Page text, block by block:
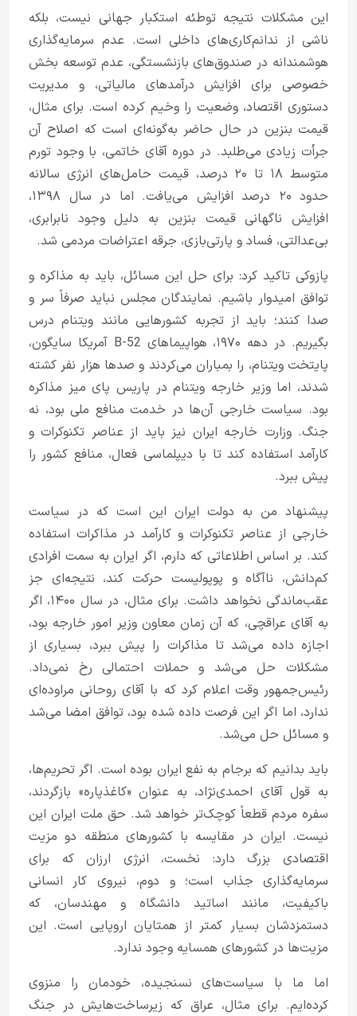
این مشکلات نتیجه توطئه استکبار جهانی نیست، بلکه
ناشی از ندانم‌کاری‌های داخلی است. عدم سرمایه‌گذاری
هوشمندانه در صندوق‌های بازنشستگی، عدم توسعه بخش
خصوصی برای افزایش درآمدهای مالیاتی، و مدیریت
دستوری اقتصاد، وضعیت را وخیم کرده است. برای مثال،
قیمت بنزین در حال حاضر به‌گونه‌ای است که اصلاح آن
جرأت زیادی می‌طلبد. در دوره آقای خاتمی، با وجود تورم
متوسط ۱۸ تا ۲۰ درصد، قیمت حامل‌های انرژی سالانه
حدود ۲۰ درصد افزایش می‌یافت. اما در سال ۱۳۹۸،
افزایش ناگهانی قیمت بنزین به دلیل وجود نابرابری،
بی‌عدالتی، فساد و پارتی‌بازی، جرقه اعتراضات مردمی شد.
پازوکی تاکید کرد: برای حل این مسائل، باید به مذاکره و
توافق امیدوار باشیم. نمایندگان مجلس نباید صرفاً سر و
صدا کنند؛ باید از تجربه کشورهایی مانند ویتنام درس
بگیریم. در دهه ۱۹۷۰، هواپیماهای B-52 آمریکا سایگون،
پایتخت ویتنام، را بمباران می‌کردند و صدها هزار نفر کشته
شدند، اما وزیر خارجه ویتنام در پاریس پای میز مذاکره
بود. سیاست خارجی آن‌ها در خدمت منافع ملی بود، نه
جنگ. وزارت خارجه ایران نیز باید از عناصر تکنوکرات و
کارآمد استفاده کند تا با دیپلماسی فعال، منافع کشور را
پیش ببرد.
پیشنهاد من به دولت ایران این است که در سیاست
خارجی از عناصر تکنوکرات و کارآمد در مذاکرات استفاده
کند. بر اساس اطلاعاتی که دارم، اگر ایران به سمت افرادی
کم‌دانش، ناآگاه و پوپولیست حرکت کند، نتیجه‌ای جز
عقب‌ماندگی نخواهد داشت. برای مثال، در سال ۱۴۰۰، اگر
به آقای عراقچی، که آن زمان معاون وزیر امور خارجه بود،
اجازه داده می‌شد تا مذاکرات را پیش ببرد، بسیاری از
مشکلات حل می‌شد و حملات احتمالی رخ نمی‌داد.
رئیس‌جمهور وقت اعلام کرد که با آقای روحانی مراوده‌ای
ندارد، اما اگر این فرصت داده شده بود، توافق امضا می‌شد
و مسائل حل می‌شد.
باید بدانیم که برجام به نفع ایران بوده است. اگر تحریم‌ها،
به قول آقای احمدی‌نژاد، به عنوان «کاغذپاره» بازگردند،
سفره مردم قطعاً کوچک‌تر خواهد شد. حق ملت ایران این
نیست. ایران در مقایسه با کشورهای منطقه دو مزیت
اقتصادی بزرگ دارد: نخست، انرژی ارزان که برای
سرمایه‌گذاری جذاب است؛ و دوم، نیروی کار انسانی
باکیفیت، مانند اساتید دانشگاه و مهندسان، که
دستمزدشان بسیار کمتر از همتایان اروپایی است. این
مزیت‌ها در کشورهای همسایه وجود ندارد.
اما ما با سیاست‌های نسنجیده، خودمان را منزوی
کرده‌ایم. برای مثال، عراق که زیرساخت‌هایش در جنگ